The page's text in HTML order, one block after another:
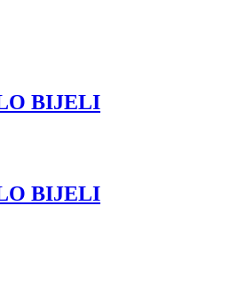
BIJELI
BIJELI